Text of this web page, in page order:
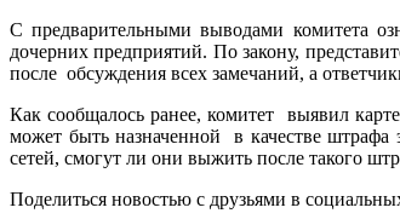
С предварительными выводами комитета
дочерних предприятий. По закону,
после обсуждения всех замечаний, а
Как сообщалось ранее, комитет выявил
может быть назначенной в качестве штрафа
сетей, смогут ли они выжить после такого
Поделиться новостью с друзьями в